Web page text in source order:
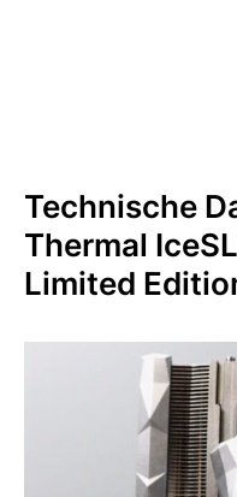
Technische
Thermal
Limited